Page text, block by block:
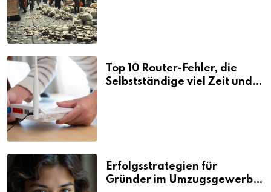
Top 10 Router-Fehler, die
Selbstständige viel Zeit und
Erfolgsstrategien für
Gründer im Umzugsgewerbe